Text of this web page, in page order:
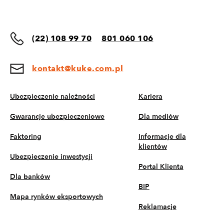
(22) 108 99 70 801 060 106
kontakt@kuke.com.pl
Ubezpieczenie należności
Gwarancje ubezpieczeniowe
Faktoring
Ubezpieczenie inwestycji
Dla banków
Mapa rynków eksportowych
Kariera
Dla mediów
Informacje dla
klientów
Portal Klienta
BIP
Reklamacje